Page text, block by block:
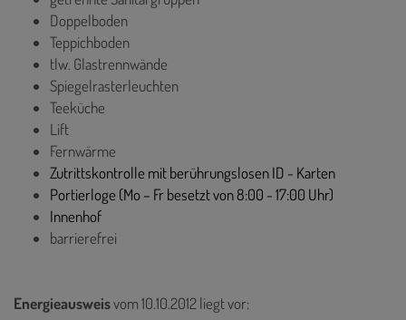
Doppelboden
Teppichboden
tlw. Glastrennwände
Spiegelrasterleuchten
Teeküche
Lift
Fernwärme
Zutrittskontrolle mit berührungslosen ID - Karten
Portierloge (Mo – Fr besetzt von 8:00 - 17:00 Uhr)
Innenhof
barrierefrei
Energieausweisvom 10.10.2012liegt vor: